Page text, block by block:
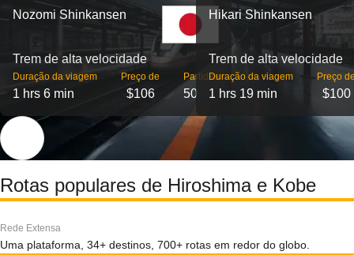
Nozomi Shinkansen
Trem de alta velocidade
Duração da viagem
1 hrs 6 min
Preço de
$106
Partidas
50
Hikari Shinkansen
Trem de alta velocidade
Duração da viagem
1 hrs 19 min
Preço
$100
Rotas populares de Hiroshima e Kobe
Rede Extensa
Uma plataforma, 34+ destinos, 700+ rotas em redor do globo.